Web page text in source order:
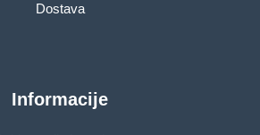
Dostava
Informacije